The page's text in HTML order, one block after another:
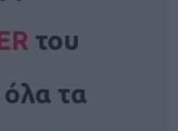
του
όλα τα